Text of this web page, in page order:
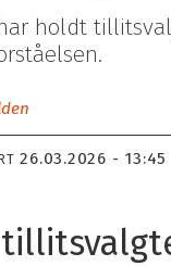
holdt
26.03.2026 - 13:45